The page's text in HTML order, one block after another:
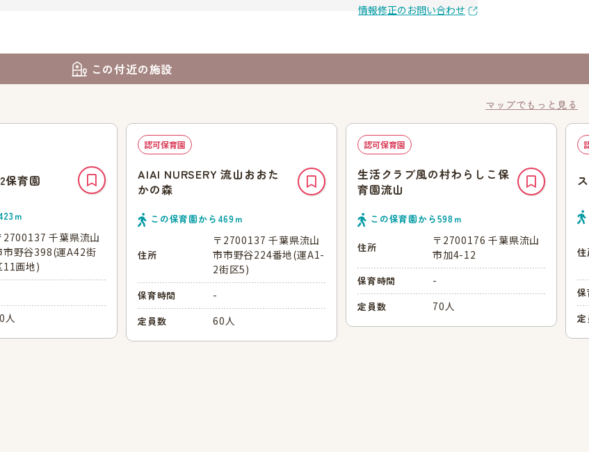
情報修正のお問い合わせ
この付近の施設
マップでもっと見る
保育園
ｍ
2700137 千葉県流山
市野谷398(運A42街
11画地)
人
認可保育園
AIAI NURSERY 流山おおた
かの森
この保育園から 469ｍ
住所
〒2700137 千葉県流山
市市野谷224番地(運A1-
2街区5)
保育時間 -
定員数 60人
認可保育園
生活クラブ風の村わらしこ保
育園流山
この保育園から598ｍ
住所
〒2700176 千葉県流山
市加4-12
保育時間 -
定員数 70人
住
保
定